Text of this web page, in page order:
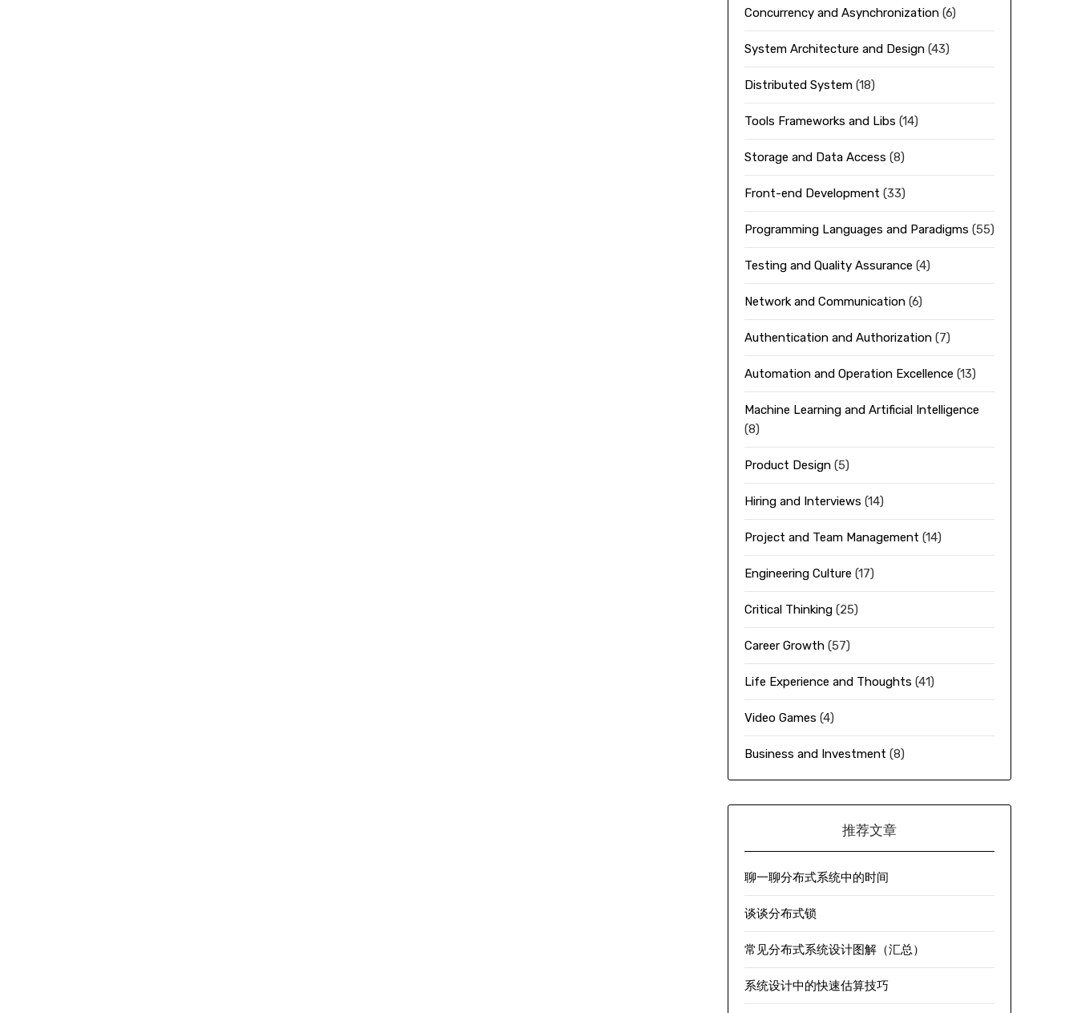
Concurrency and Asynchronization(6)
System Architecture and Design(43)
Distributed System(18)
Tools Frameworks and Libs (14)
Storage and Data Access (8)
Front-end Development (33)
Programming Languages and Paradigms (55)
Testing and Quality Assurance (4)
Network and Communication(6)
Authentication and Authorization(7)
Automation and Operation Excellence (13)
Machine Learning and Artificial Intelligence
(8)
Product Design(5)
Hiring and Interviews (14)
Project and Team Management (14)
Engineering Culture (17)
Critical Thinking(25)
Career Growth(57)
Life Experience and Thoughts (41)
Video Games (4)
Business and Investment (8)
推荐文章
聊一聊分布式系统中的时间
谈谈分布式锁
常见分布式系统设计图解（汇总）
系统设计中的快速估算技巧